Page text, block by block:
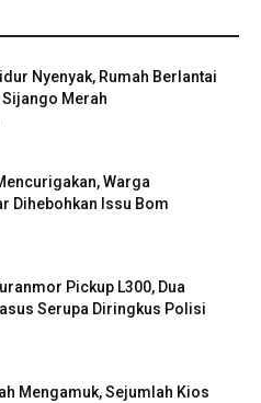
Nyenyak, Rumah Berlantai
Sijango Merah
Warga
Dihebohkan Issu Bom
Pickup L300, Dua
Serupa Diringkus Polisi
Mengamuk, Sejumlah Kios